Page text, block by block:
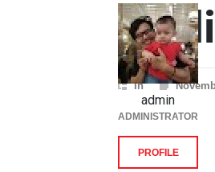
In
admin
ADMINISTRATOR
PROFILE